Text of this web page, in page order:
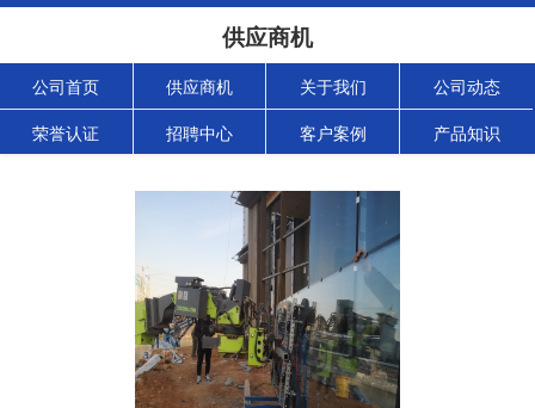
供应商机
公司首页 供应商机 关于我们 公司动态
荣誉认证 招聘中心 客户案例 产品知识